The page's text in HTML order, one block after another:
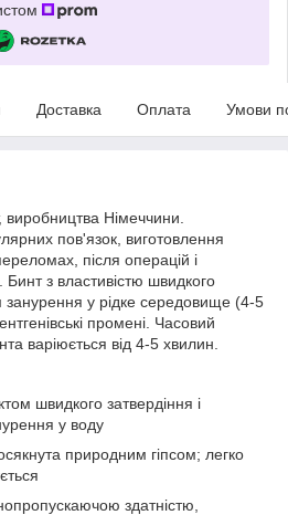
Доставка Оплата Умови
виробництва Німеччини.
пов'язок, виготовлення
після операцій і
з властивістю швидкого
занурення у рідке середовище (4-5
промені. Часовий
варіюється від 4-5 хвилин.
швидкого затвердіння і
у воду
природним гіпсом; легко
здатністю,